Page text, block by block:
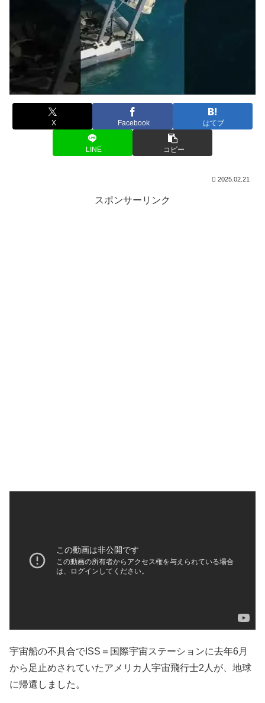
X Facebook はてブ
LINE コピー
2025.02.21
スポンサーリンク
宇宙船の不具合でISS＝国際宇宙ステーションに去年6月
から足止めされていたアメリカ人宇宙飛行士2人が、地球
に帰還しました。